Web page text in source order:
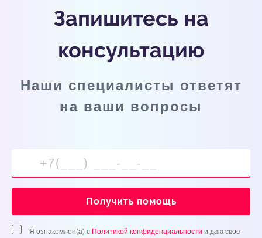
Запишитесь на
консультацию
Наши специалисты ответят
на ваши вопросы
Получить помощь
Я ознакомлен(а) с Политикой конфиденциальности и даю свое